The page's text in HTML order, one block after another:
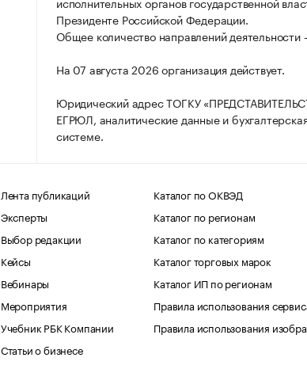
Президенте Российской Федерации.
Общее количество направлений
На 07 августа 2026 организация действует.
Юридический адрес ТОГКУ
ЕГРЮЛ, аналитические данные и
системе.
Лента публикаций
Эксперты
Выбор редакции
Кейсы
Вебинары
Мероприятия
Учебник РБК Компании
Статьи о бизнесе
Каталог по ОКВЭД
Каталог по регионам
Каталог по категориям
Каталог торговых марок
Каталог ИП по регионам
Правила использования
Правила использования